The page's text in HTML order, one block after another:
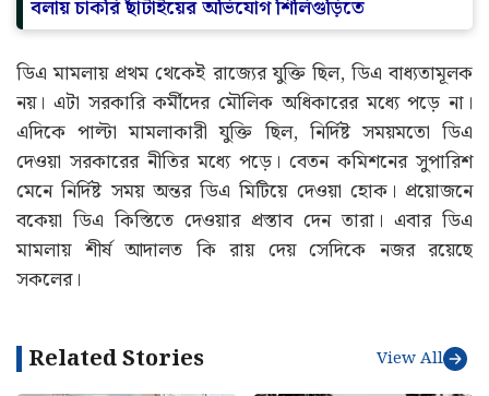
বলায় চাকরি ছাঁটাইয়ের অভিযোগ শিলিগুড়িতে
ডিএ মামলায় প্রথম থেকেই রাজ্যের যুক্তি ছিল, ডিএ বাধ্যতামূলক
নয়। এটা সরকারি কর্মীদের মৌলিক অধিকারের মধ্যে পড়ে না।
এদিকে পাল্টা মামলাকারী যুক্তি ছিল, নির্দিষ্ট সময়মতো ডিএ
দেওয়া সরকারের নীতির মধ্যে পড়ে। বেতন কমিশনের সুপারিশ
মেনে নির্দিষ্ট সময় অন্তর ডিএ মিটিয়ে দেওয়া হোক। প্রয়োজনে
বকেয়া ডিএ কিস্তিতে দেওয়ার প্রস্তাব দেন তারা। এবার ডিএ
মামলায় শীর্ষ আদালত কি রায় দেয় সেদিকে নজর রয়েছে
সকলের।
Related Stories View All